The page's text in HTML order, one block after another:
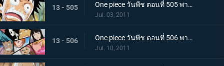
13 - 505 One piece วันพีช ตอนที่ 505 พากย์ไทย อยากเจอพรรคพวก! เสียงตะโกนทั้งน้ำตาของลูฟี่
Jul. 03, 2011
13 - 506 One piece วันพีช ตอนที่ 506 พากย์ไทย กลุ่มหมวกฟางตกตะลึง! ข่าวร้ายที่มาเยือน
Jul. 10, 2011